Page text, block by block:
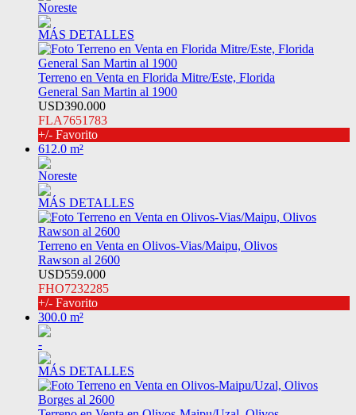
Noreste
MÁS DETALLES
Terreno en Venta en Florida Mitre/Este, Florida
General San Martin al 1900
USD390.000
FLA7651783
+/- Favorito
612.0 m²
Noreste
MÁS DETALLES
Terreno en Venta en Olivos-Vias/Maipu, Olivos
Rawson al 2600
USD559.000
FHO7232285
+/- Favorito
300.0 m²
-
MÁS DETALLES